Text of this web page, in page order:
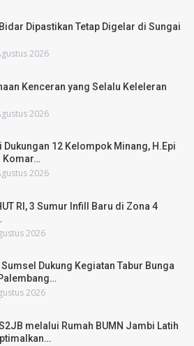
Dipastikan Tetap Digelar di Sungai
2026
Kenceran yang Selalu Keleleran
2026
Dukungan 12 Kelompok Minang, H.Epi
Komar…
2026
RI, 3 Sumur Infill Baru di Zona 4
2026
Dukung Kegiatan Tabur Bunga
2026
S2JB melalui Rumah BUMN Jambi Latih